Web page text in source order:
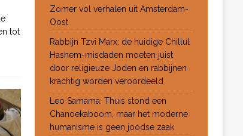
tot
Zomer vol verhalen uit Amsterdam-
Oost
Rabbijn Tzvi Marx: de huidige Chillul
Hashem-misdaden moeten juist
door religieuze Joden en rabbijnen
krachtig worden veroordeeld
Leo Samama: Thuis stond een
Chanoekaboom, maar het moderne
humanisme is geen joodse zaak